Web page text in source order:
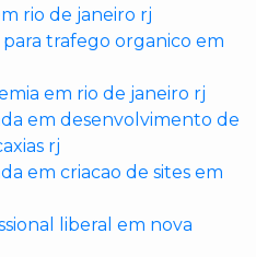
rio de janeiro rj
trafego organico em
em rio de janeiro rj
em desenvolvimento de
rj
em criacao de sites em
liberal em nova